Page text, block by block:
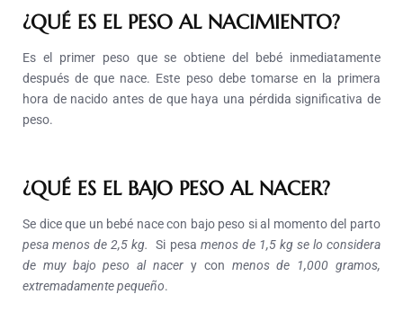
¿QUÉ ES EL PESO AL NACIMIENTO?
Es el primer peso que se obtiene del bebé inmediatamente
después de que nace. Este peso debe tomarse en la primera
hora de nacido antes de que haya una pérdida significativa de
peso.
¿QUÉ ES EL BAJO PESO AL NACER?
Se dice que un bebé nace con bajo peso si al momento del parto
pesa menos de 2,5 kg.
Si pesa menos de 1,5 kg se lo considera
de muy bajo peso al nacer y con menos de 1,000 gramos,
extremadamente pequeño.